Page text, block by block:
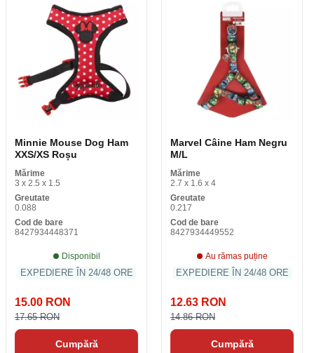
Minnie Mouse Dog Ham
XXS/XS Roșu
Mărime
3 x 2.5 x 1.5
Greutate
0.088
Cod de bare
8427934448371
Disponibil
EXPEDIERE ÎN 24/48 ORE
15.00 RON
17.65 RON
Cumpără
Marvel Câine Ham Negru
M/L
Mărime
2.7 x 1.6 x 4
Greutate
0.217
Cod de bare
8427934449552
Au rămas puține
EXPEDIERE ÎN 24/48 ORE
12.63 RON
14.86 RON
Cumpără